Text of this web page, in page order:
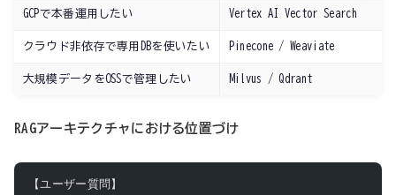
GCPで本番運用したい Vertex AI Vector Search
クラウド非依存で専用DBを使いたい Pinecone / Weaviate
大規模データをOSSで管理したい Milvus / Qdrant
RAGアーキテクチャにおける位置づけ
【ユーザー質問】